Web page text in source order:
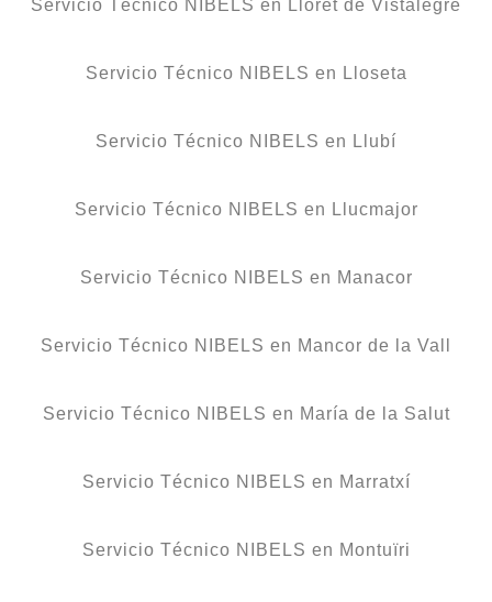
Servicio Técnico NIBELS en Lloret de Vistalegre
Servicio Técnico NIBELS en Lloseta
Servicio Técnico NIBELS en Llubí
Servicio Técnico NIBELS en Llucmajor
Servicio Técnico NIBELS en Manacor
Servicio Técnico NIBELS en Mancor de la Vall
Servicio Técnico NIBELS en María de la Salut
Servicio Técnico NIBELS en Marratxí
Servicio Técnico NIBELS en Montuïri